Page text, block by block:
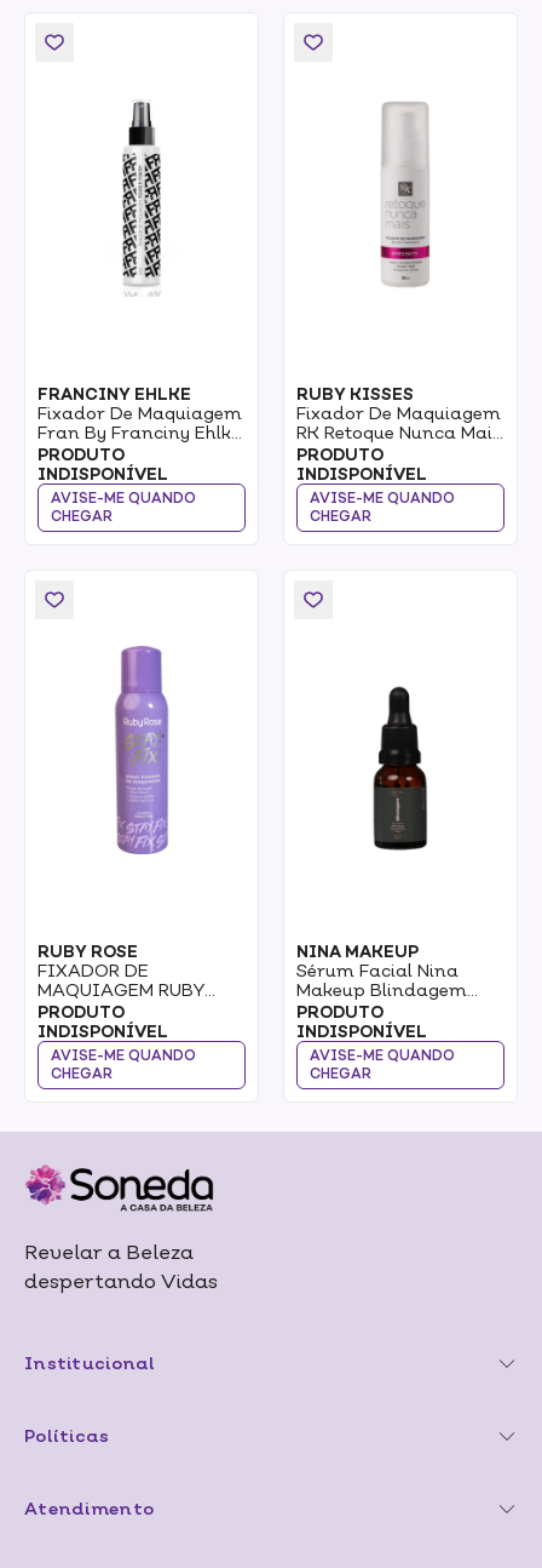
FRANCINY EHLKE
Fixador De Maquiagem
Fran By Franciny Ehlke
Power Finish 120ml
PRODUTO
INDISPONÍVEL
AVISE-ME QUANDO
CHEGAR
RUBY KISSES
Fixador De Maquiagem
RK Retoque Nunca Mais
Bruma Finalizador
Efeito Matte
PRODUTO
INDISPONÍVEL
AVISE-ME QUANDO
CHEGAR
RUBY ROSE
FIXADOR DE
MAQUIAGEM RUBY
ROSE STAY FIX 150ML
PRODUTO
INDISPONÍVEL
AVISE-ME QUANDO
CHEGAR
NINA MAKEUP
Sérum Facial Nina
Makeup Blindagem
15ml
PRODUTO
INDISPONÍVEL
AVISE-ME QUANDO
CHEGAR
Revelar a Beleza
despertando Vidas
Institucional
Políticas
Atendimento